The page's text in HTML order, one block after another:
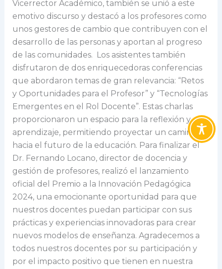
Vicerrector Académico, también se unió a este
emotivo discurso y destacó a los profesores como
unos gestores de cambio que contribuyen con el
desarrollo de las personas y aportan al progreso
de las comunidades. Los asistentes también
disfrutaron de dos enriquecedoras conferencias
que abordaron temas de gran relevancia: “Retos
y Oportunidades para el Profesor” y “Tecnologías
Emergentes en el Rol Docente”. Estas charlas
proporcionaron un espacio para la reflexión y el
aprendizaje, permitiendo proyectar un camino
hacia el futuro de la educación. Para finalizar el
Dr. Fernando Locano, director de docencia y
gestión de profesores, realizó el lanzamiento
oficial del Premio a la Innovación Pedagógica
2024, una emocionante oportunidad para que
nuestros docentes puedan participar con sus
prácticas y experiencias innovadoras para crear
nuevos modelos de enseñanza. Agradecemos a
todos nuestros docentes por su participación y
por el impacto positivo que tienen en nuestra